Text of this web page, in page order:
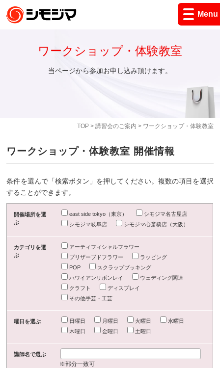
Menu
TOP> 講習会のご案内 > ワークショップ・体験教室
ワークショップ・体験教室
当ページから参加お申し込み頂けます。
ワークショップ・体験教室 開催情報
条件を選んで「検索ボタン」を押してください。複数の項目を選択
することができます。
開催場所を選
ぶ
east side tokyo（東京）
シモジマ名古屋店
シモジマ岐阜店
シモジマ心斎橋店（大阪）
カテゴリを選
ぶ
アーティフィシャルフラワー
プリザーブドフラワー
ラッピング
POP
スクラップブッキング
ハワイアンリボンレイ
ウェディング関連
クラフト
ディスプレイ
その他手芸・工芸
曜日を選ぶ 日曜日 月曜日 火曜日
水曜日
木曜日
金曜日 土曜日
講師名で選ぶ
※部分一致可